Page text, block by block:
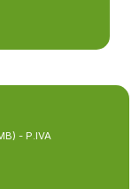
- P.IVA